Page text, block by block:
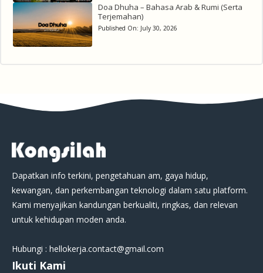
Doa Dhuha – Bahasa Arab & Rumi (Serta
Terjemahan)
Published On: July 30, 2026
Dapatkan info terkini, pengetahuan am, gaya hidup,
kewangan, dan perkembangan teknologi dalam satu platform.
Kami menyajikan kandungan berkualiti, ringkas, dan relevan
untuk kehidupan moden anda.
Hubungi : hellokerja.contact@gmail.com
Ikuti Kami